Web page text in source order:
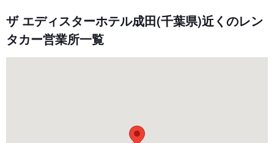
ザ エディスターホテル成田(千葉県)近くのレン
タカー営業所一覧